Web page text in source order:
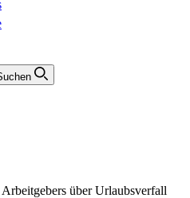
über Urlaubsverfall